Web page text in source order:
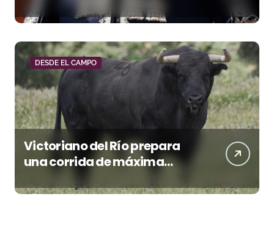
DESDE EL CAMPO
Victoriano del Río prepara
una corrida de máxima
seriedad para Ciudad Real
(En Vídeo)